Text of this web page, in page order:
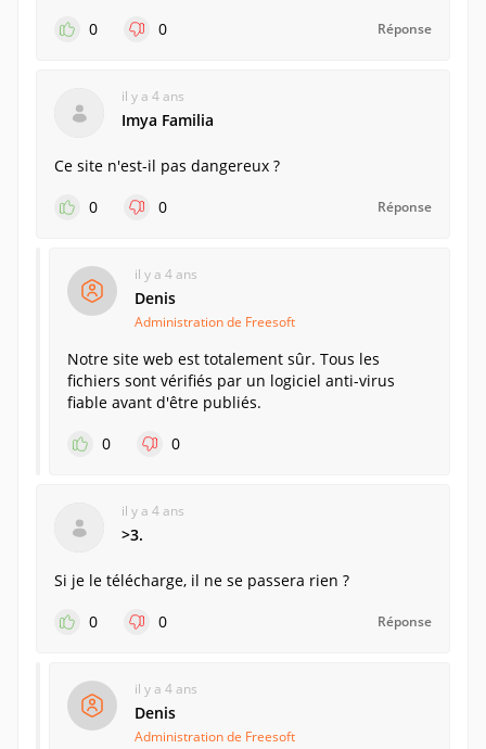
0
0 Réponse
il y a 4 ans
Imya Familia
Ce site n'est-il pas dangereux ?
0
0 Réponse
il y a 4 ans
Denis
Administration de Freesoft
Notre site web est totalement sûr. Tous les
fichiers sont vérifiés par un logiciel anti-virus
fiable avant d'être publiés.
0
0
il y a 4 ans
>3.
Si je le télécharge, il ne se passera rien ?
0
0 Réponse
il y a 4 ans
Denis
Administration de Freesoft